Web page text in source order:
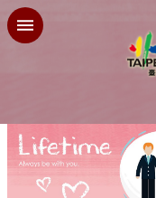
跳到主要內容區塊